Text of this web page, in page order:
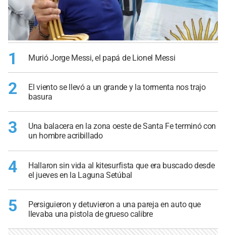
1 Murió Jorge Messi, el papá de Lionel Messi
2
El viento se llevó a un grande y la tormenta nos trajo
basura
3
Una balacera en la zona oeste de Santa Fe terminó con
un hombre acribillado
4
Hallaron sin vida al kitesurfista que era buscado desde
el jueves en la Laguna Setúbal
5
Persiguieron y detuvieron a una pareja en auto que
llevaba una pistola de grueso calibre